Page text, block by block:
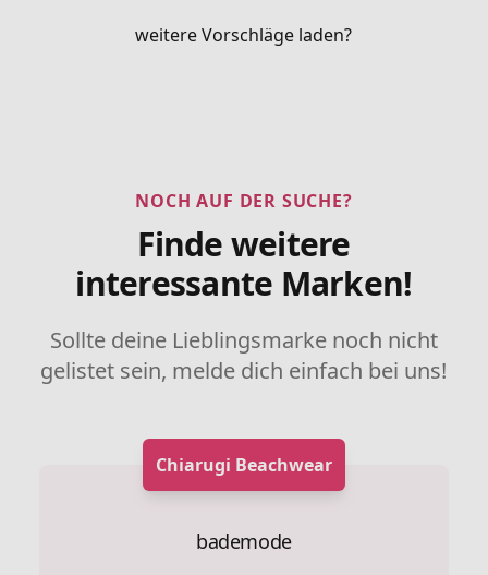
weitere Vorschläge laden?
NOCH AUF DER SUCHE?
Finde weitere
interessante Marken!
Sollte deine Lieblingsmarke noch nicht
gelistet sein, melde dich einfach bei uns!
Chiarugi Beachwear
bademode